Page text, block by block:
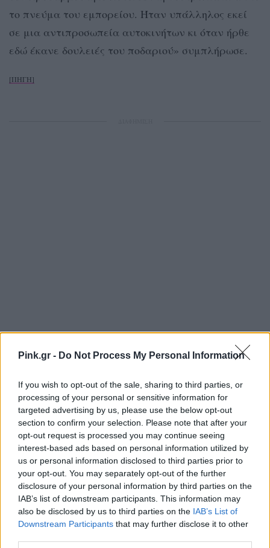
Pink.gr - Do Not Process My Personal Information
If you wish to opt-out of the sale, sharing to third parties, or
processing of your personal or sensitive information for
targeted advertising by us, please use the below opt-out
section to confirm your selection. Please note that after your
opt-out request is processed you may continue seeing
interest-based ads based on personal information utilized by
us or personal information disclosed to third parties prior to
your opt-out. You may separately opt-out of the further
disclosure of your personal information by third parties on the
IAB’s list of downstream participants. This information may
also be disclosed by us to third parties on the IAB’s List of
Downstream Participants that may further disclose it to other
το πνεύμα του εμπορείου. Ήταν υπάλληλος εκεί
σε μια αντιπροσωπεία αυτοκινήτων κι όταν ήρθε
εδώ έκανε δουλειές του ποδαριού» συμπλήρωσε.
[ΠΗΓΗ]
Ακολουθήστε το Pink.gr στοGoogle Newsκαι
μάθετε πρώτοι τα πιο hot νέα.
Ακολουθήστε το Pink.gr και στοInstagram